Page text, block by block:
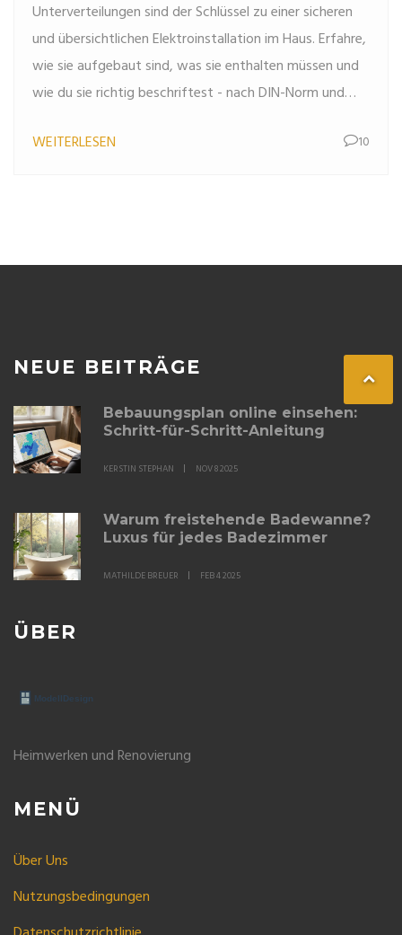
Unterverteilungen sind der Schlüssel zu einer sicheren
und übersichtlichen Elektroinstallation im Haus. Erfahre,
wie sie aufgebaut sind, was sie enthalten müssen und
wie du sie richtig beschriftest - nach DIN-Norm und
WEITERLESEN
10
NEUE BEITRÄGE
Bebauungsplan online einsehen:
Schritt-für-Schritt-Anleitung
KERSTIN STEPHAN NOV 8 2025
Warum freistehende Badewanne?
Luxus für jedes Badezimmer
MATHILDE BREUER FEB 4 2025
ÜBER
Heimwerken und Renovierung
MENÜ
Über Uns
Nutzungsbedingungen